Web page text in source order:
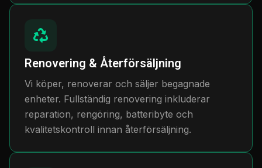
Renovering & Återförsäljning
Vi köper, renoverar och säljer begagnade
enheter. Fullständig renovering inkluderar
reparation, rengöring, batteribyte och
kvalitetskontroll innan återförsäljning.